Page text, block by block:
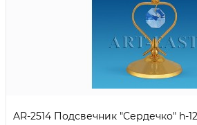
AR-2514 Подсвечник "Сердечко" h-